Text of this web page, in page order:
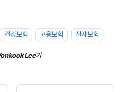
건강보험 고용보험 산재보험
Lee가